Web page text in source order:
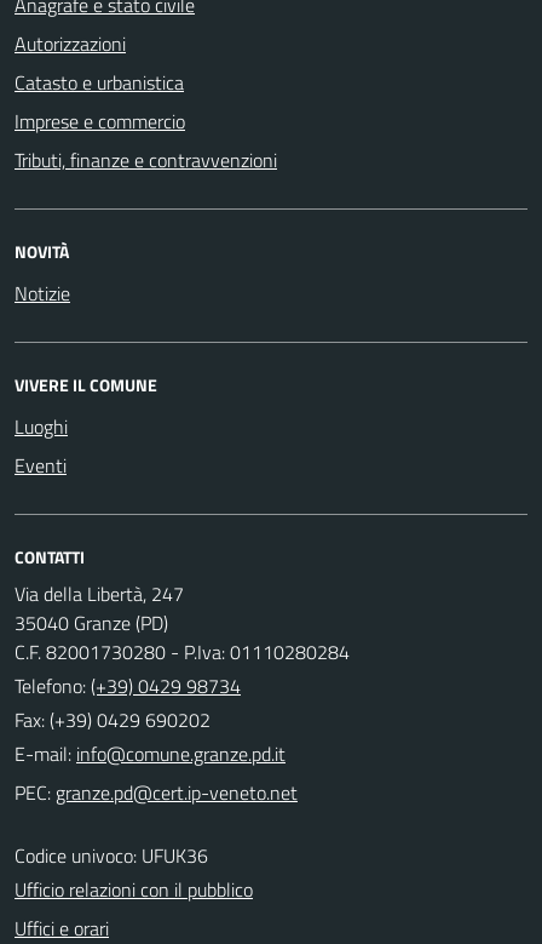
Autorizzazioni
Catasto e urbanistica
Imprese e commercio
Tributi, finanze e contravvenzioni
NOVITÀ
Notizie
VIVERE IL COMUNE
Luoghi
Eventi
CONTATTI
Via della Libertà, 247
35040 Granze (PD)
C.F. 82001730280 - P.Iva: 01110280284
Telefono:(+39) 0429 98734
Fax: (+39) 0429 690202
E-mail:
PEC:
Codice univoco: UFUK36
Ufficio relazioni con il pubblico
Uffici e orari